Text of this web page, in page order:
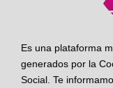
Es una plataforma
generados por la
Social. Te